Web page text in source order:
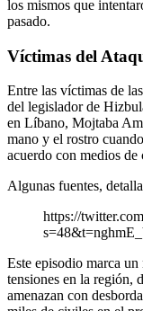
los mismos que
pasado.
Víctimas del
Entre las víctimas de
del legislador de
en Líbano, Mojtaba
mano y el rostro
acuerdo con medios
Algunas fuentes,
https://
Este episodio marca
tensiones en la región,
amenazan con